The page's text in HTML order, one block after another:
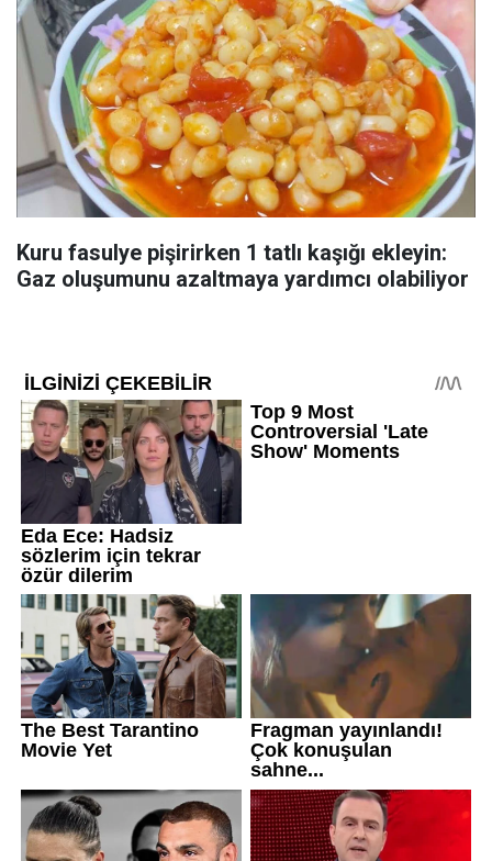
Kuru fasulye pişirirken 1 tatlı kaşığı ekleyin:
Gaz oluşumunu azaltmaya yardımcı olabiliyor